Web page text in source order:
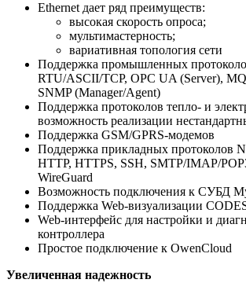
Ethernet дает ряд преимуществ:
высокая скорость опроса;
мультимастерность;
вариативная топология сети
Поддержка промышленных
RTU/ASCII/TCP, OPC UA (Server),
SNMP (Manager/Agent)
Поддержка протоколов тепло- и
возможность реализации
Поддержка GSM/GPRS-модемов
Поддержка прикладных протоколов
HTTP, HTTPS, SSH, SMTP/IMAP/
WireGuard
Возможность подключения к СУБД
Поддержка Web-визуализации
Web-интерфейс для настройки и
контроллера
Простое подключение к OwenCloud
Увеличенная надежность